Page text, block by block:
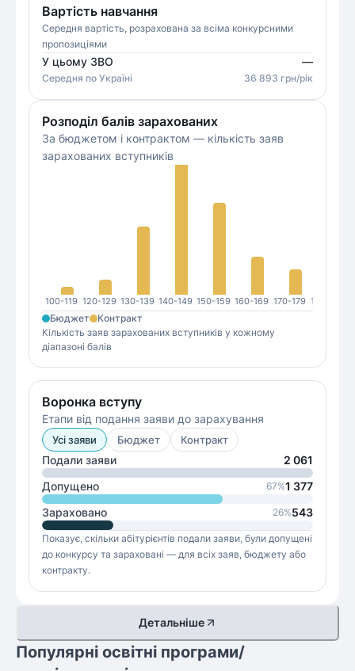
Вартість навчання
Середня вартість, розрахована за всіма конкурсними
пропозиціями
У цьому ЗВО —
Середня по Україні 36 893 грн/рік
Розподіл балів зарахованих
За бюджетом і контрактом — кількість заяв
зарахованих вступників
100-119 120-129 130-139 140-149 150-159 160-169 170-179 180-189
Бюджет
Контракт
Кількість заяв зарахованих вступників у кожному
діапазоні балів
Воронка вступу
Етапи від подання заяви до зарахування
Усі заяви Бюджет Контракт
Подали заяви
2 061
Допущено
67%1 377
Зараховано
26%543
Показує, скільки абітурієнтів подали заяви, були допущені
до конкурсу та зараховані — для всіх заяв, бюджету або
контракту.
Детальніше
Популярні освітні програми/